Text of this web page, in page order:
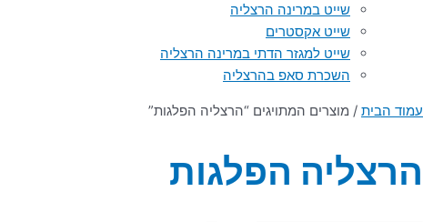
שייט במרינה הרצליה
שייט אקסטרים
שייט למגזר הדתי במרינה הרצליה
השכרת סאפ בהרצליה
עמוד הבית / מוצרים המתויגים “הרצליה הפלגות”
הרצליה הפלגות